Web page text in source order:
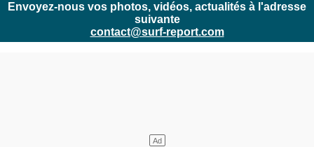
Envoyez-nous vos photos, vidéos, actualités à l'adresse
suivante
contact@surf-report.com